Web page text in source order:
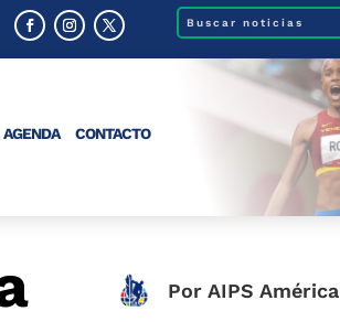
AGENDA CONTACTO
Por AIPS América